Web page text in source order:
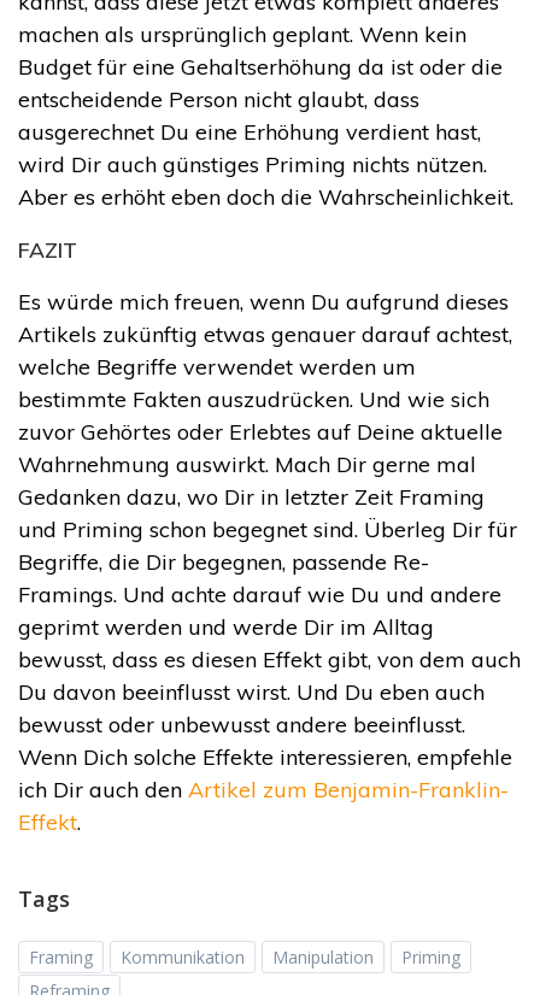
machen als ursprünglich geplant. Wenn kein
Budget für eine Gehaltserhöhung da ist oder die
entscheidende Person nicht glaubt, dass
ausgerechnet Du eine Erhöhung verdient hast,
wird Dir auch günstiges Priming nichts nützen.
Aber es erhöht eben doch die Wahrscheinlichkeit.
FAZIT
Es würde mich freuen, wenn Du aufgrund dieses
Artikels zukünftig etwas genauer darauf achtest,
welche Begriffe verwendet werden um
bestimmte Fakten auszudrücken. Und wie sich
zuvor Gehörtes oder Erlebtes auf Deine aktuelle
Wahrnehmung auswirkt. Mach Dir gerne mal
Gedanken dazu, wo Dir in letzter Zeit Framing
und Priming schon begegnet sind. Überleg Dir für
Begriffe, die Dir begegnen, passende Re-
Framings. Und achte darauf wie Du und andere
geprimt werden und werde Dir im Alltag
bewusst, dass es diesen Effekt gibt, von dem auch
Du davon beeinflusst wirst. Und Du eben auch
bewusst oder unbewusst andere beeinflusst.
Wenn Dich solche Effekte interessieren, empfehle
ich Dir auch den Artikel zum Benjamin-Franklin-
Effekt.
Tags
Framing Kommunikation Manipulation
Priming